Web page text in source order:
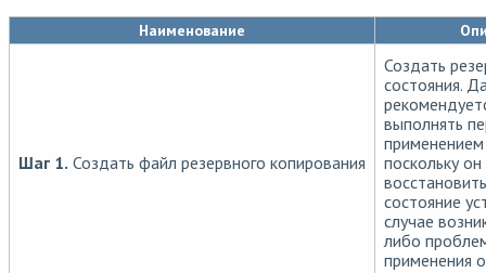
Наименование
Шаг 1. Создать файл резервного копирования
Создать
состояния.
выполнять
поскольку
состояние
случае
либо
применения